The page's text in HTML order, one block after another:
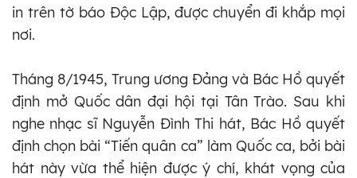
in trên tờ báo Độc Lập, được chuyển đi khắp mọi
nơi.
Tháng 8/1945, Trung ương Đảng và Bác Hồ quyết
định mở Quốc dân đại hội tại Tân Trào. Sau khi
nghe nhạc sĩ Nguyễn Đình Thi hát, Bác Hồ quyết
định chọn bài “Tiến quân ca” làm Quốc ca, bởi bài
hát này vừa thể hiện được ý chí, khát vọng của